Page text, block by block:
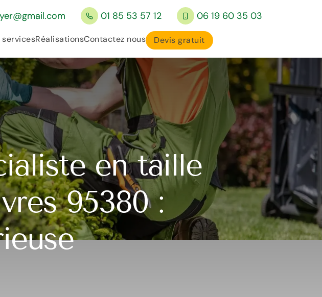
01 85 53 57 12 06 19 60 35 03
servicesRéalisationsContactez nous Devis gratuit
en taille
95380 :